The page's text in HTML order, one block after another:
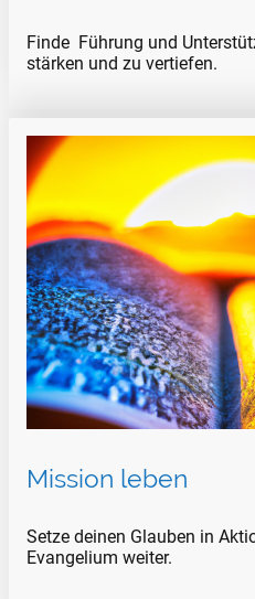
Finde Führung und
stärken und zu vertiefen.
Mission leben
Setze deinen Glauben in
Evangelium weiter.